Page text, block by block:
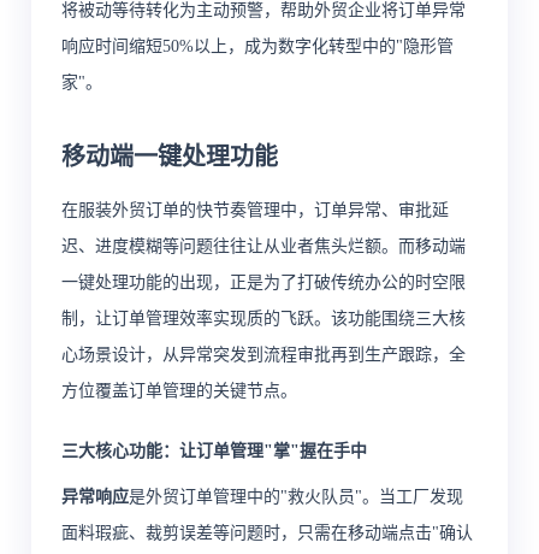
将被动等待转化为主动预警，帮助外贸企业将订单异常
响应时间缩短50%以上，成为数字化转型中的"隐形管
家"。
移动端一键处理功能
在服装外贸订单的快节奏管理中，订单异常、审批延
迟、进度模糊等问题往往让从业者焦头烂额。而移动端
一键处理功能的出现，正是为了打破传统办公的时空限
制，让订单管理效率实现质的飞跃。该功能围绕三大核
心场景设计，从异常突发到流程审批再到生产跟踪，全
方位覆盖订单管理的关键节点。
三大核心功能：让订单管理"掌"握在手中
异常响应是外贸订单管理中的"救火队员"。当工厂发现
面料瑕疵、裁剪误差等问题时，只需在移动端点击"确认